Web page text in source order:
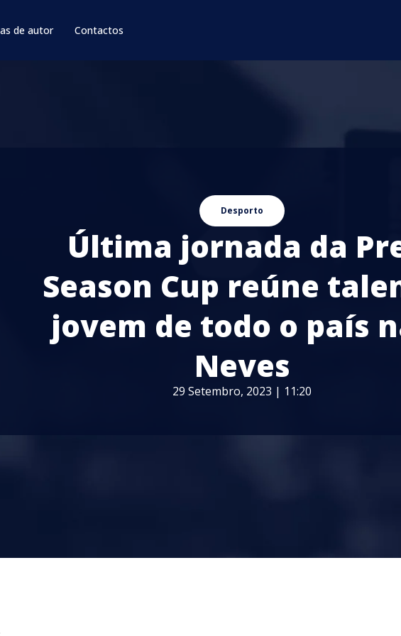
de autor Contactos
Desporto
Última jornada da
Season Cup reúne
jovem de todo o país
Neves
29 Setembro, 2023 | 11:20